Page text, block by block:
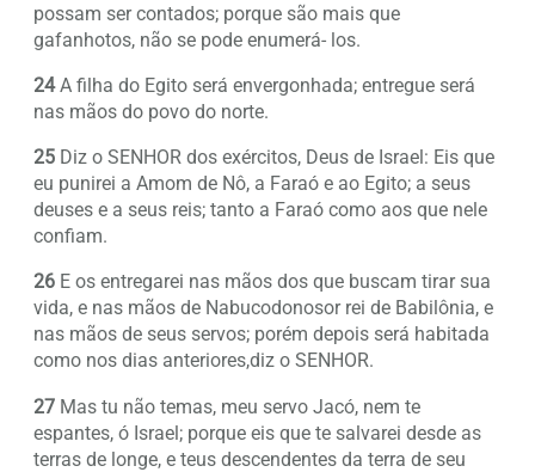
possam ser contados; porque são mais que
gafanhotos, não se pode enumerá- los.
24A filha do Egito será envergonhada; entregue será
nas mãos do povo do norte.
25 Diz o SENHOR dos exércitos, Deus de Israel: Eis que
eu punirei a Amom de Nô, a Faraó e ao Egito; a seus
deuses e a seus reis; tanto a Faraó como aos que nele
confiam.
26 E os entregarei nas mãos dos que buscam tirar sua
vida, e nas mãos de Nabucodonosor rei de Babilônia, e
nas mãos de seus servos; porém depois será habitada
como nos dias anteriores,diz o SENHOR.
27 Mas tu não temas, meu servo Jacó, nem te
espantes, ó Israel; porque eis que te salvarei desde as
terras de longe, e teus descendentes da terra de seu